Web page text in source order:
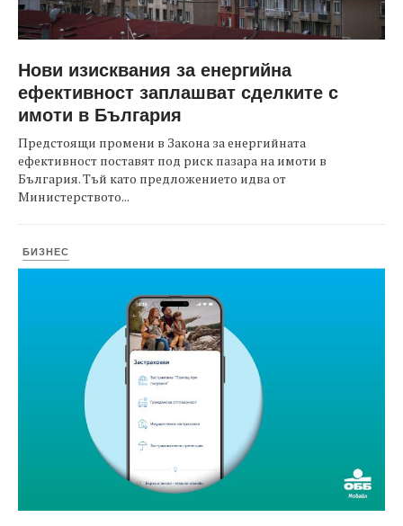
Нови изисквания за енергийна
ефективност заплашват сделките с
имоти в България
Предстоящи промени в Закона за енергийната
ефективност поставят под риск пазара на имоти в
България. Тъй като предложението идва от
Министерството...
БИЗНЕС